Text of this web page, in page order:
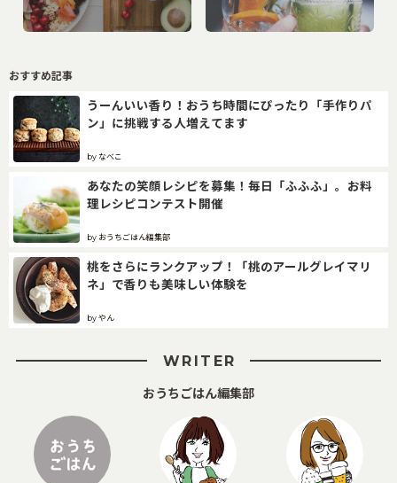
おすすめ記事
うーんいい香り！おうち時間にぴったり「手作りパ
ン」に挑戦する人増えてます
by なべこ
あなたの笑顔レシピを募集！毎日「ふふふ」。お料
理レシピコンテスト開催
by おうちごはん編集部
桃をさらにランクアップ！「桃のアールグレイマリ
ネ」で香りも美味しい体験を
by やん
WRITER
おうちごはん編集部